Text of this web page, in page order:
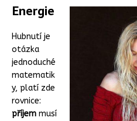
Energie
Hubnutí je
otázka
jednoduché
matematik
y, platí zde
rovnice:
příjem musí